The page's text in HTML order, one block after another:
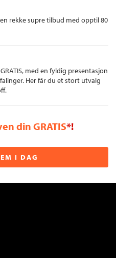
rekke supre tilbud med opptil 80
med en fyldig presentasjon
Her får du et stort utvalg
din GRATIS*!
I DAG